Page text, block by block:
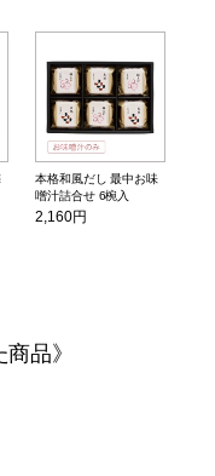
本格和風だし 最中お味
噌汁詰合せ 6椀入
2,160円
商品